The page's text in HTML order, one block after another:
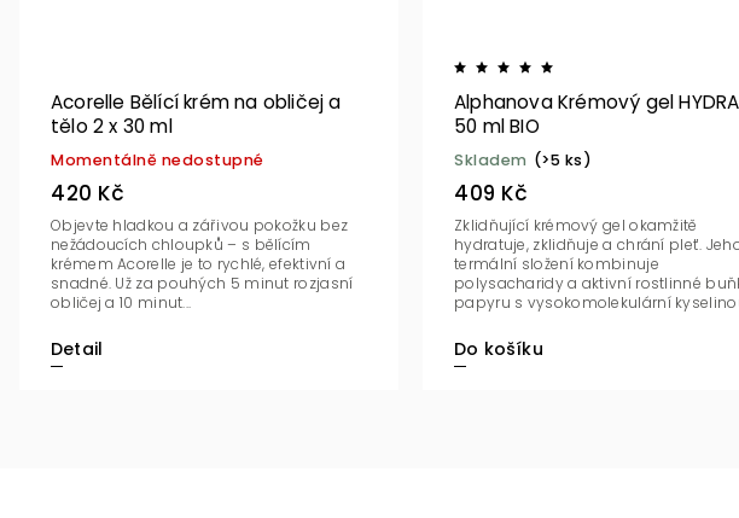
Acorelle Bělící krém na obličej a
tělo 2 x 30 ml
Momentálně nedostupné
420 Kč
Detail
Objevte hladkou a zářivou pokožku bez
nežádoucích chloupků – s bělícím
krémem Acorelle je to rychlé, efektivní a
snadné. Už za pouhých 5 minut rozjasní
obličej a 10 minut...
Alphanova Krémový gel
50 ml BIO
Skladem (>5 ks)
409 Kč
Do košíku
Zklidňující krémový gel okamžitě
hydratuje, zklidňuje a chrání pleť.
termální složení kombinuje
polysacharidy a aktivní rostlinné
papyru s vysokomolekulární